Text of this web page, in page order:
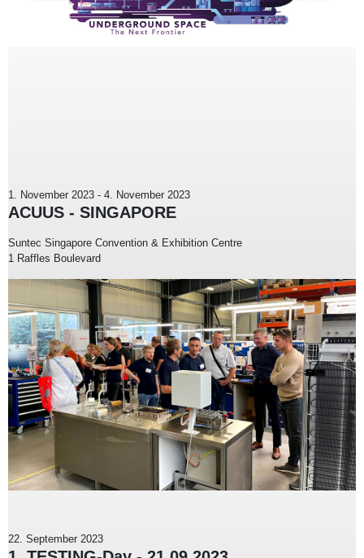
1. November 2023 - 4. November 2023
ACUUS - SINGAPORE
Suntec Singapore Convention & Exhibition Centre
1 Raffles Boulevard
22. September 2023